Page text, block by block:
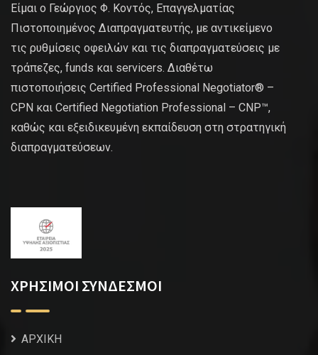
Είμαι ο Γεώργιος Φ. Κοντός, Επαγγελματίας
Πιστοποιημένος Διαπραγματευτής, με αντικείμενο
τις ρυθμίσεις οφειλών και τις διαπραγματεύσεις με
τράπεζες, funds και servicers. Διαθέτω
πιστοποιήσεις Certified Professional Negotiator® –
CPN και Certified Negotiation Professional – CNP™,
καθώς και εξειδικευμένη εκπαίδευση στη στρατηγική
διαπραγματεύσεων.
ΧΡΗΣΙΜΟΙ ΣΥΝΔΕΣΜΟΙ
ΑΡΧΙΚΗ